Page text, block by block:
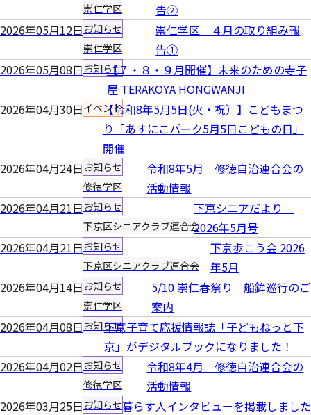
崇仁学区
告②
2026年05月12日 お知らせ
崇仁学区
崇仁学区 ４月の取り組み報
告①
2026年05月08日 お知らせ【７・８・９月開催】未来のための寺子
屋 TERAKOYA HONGWANJI
2026年04月30日イベント【令和8年5月5日(火・祝）】こどもまつ
り「あすにこパーク5月5日こどもの日」
開催
2026年04月24日 お知らせ
修徳学区
令和8年5月 修徳自治連合会の
活動情報
2026年04月21日 お知らせ
下京区シニアクラブ連合会
下京シニアだより
2026年5月号
2026年04月21日 お知らせ
下京区シニアクラブ連合会
下京歩こう会 2026
年5月
2026年04月14日 お知らせ
崇仁学区
5/10 崇仁春祭り 船鉾巡行のご
案内
2026年04月08日 お知らせ下京子育て応援情報誌「子どもねっと下
京」がデジタルブックになりました！
2026年04月02日 お知らせ
修徳学区
令和8年4月 修徳自治連合会の
活動情報
2026年03月25日 お知らせ暮らす人インタビューを掲載しました